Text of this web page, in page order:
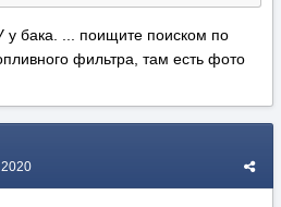
бака. ... поищите поиском по
фильтра, там есть фото